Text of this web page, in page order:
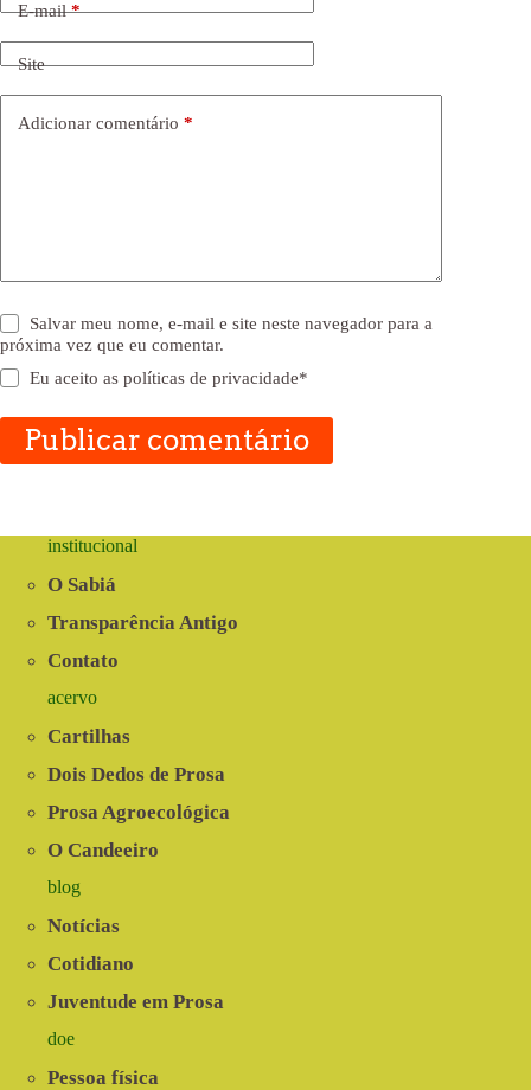
E-mail*
Site
Adicionar comentário *
Salvar meu nome, e-mail e site neste navegador para a
próxima vez que eu comentar.
Eu aceito aspolíticas de privacidade*
Publicar comentário
institucional
O Sabiá
Transparência Antigo
Contato
acervo
Cartilhas
Dois Dedos de Prosa
Prosa Agroecológica
O Candeeiro
blog
Notícias
Cotidiano
Juventude em Prosa
doe
Pessoa física